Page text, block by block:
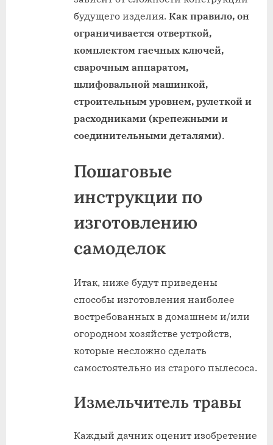
будущего изделия. Как правило, он
ограничивается отверткой,
комплектом гаечных ключей,
сварочным аппаратом,
шлифовальной машинкой,
строительным уровнем, рулеткой и
расходниками (крепежными и
соединительными деталями).
Пошаговые
инструкции по
изготовлению
самоделок
Итак, ниже будут приведены
способы изготовления наиболее
востребованных в домашнем и/или
огородном хозяйстве устройств,
которые несложно сделать
самостоятельно из старого пылесоса.
Измельчитель травы
Каждый дачник оценит изобретение